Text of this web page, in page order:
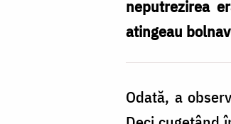
neputrezirea
atingeau
Odată, a